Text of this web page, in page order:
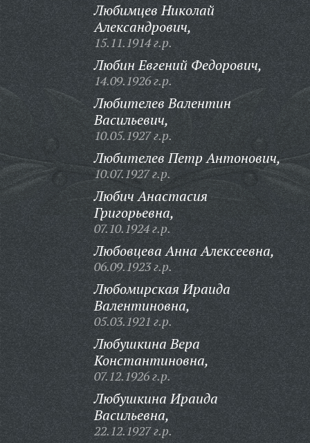
Любимцев Николай
Александрович,
15.11.1914 г.р.
Любин Евгений Федорович,
14.09.1926 г.р.
Любителев Валентин
Васильевич,
10.05.1927 г.р.
Любителев Петр Антонович,
10.07.1927 г.р.
Любич Анастасия
Григорьевна,
07.10.1924 г.р.
Любовцева Анна Алексеевна,
06.09.1923 г.р.
Любомирская Ираида
Валентиновна,
05.03.1921 г.р.
Любушкина Вера
Константиновна,
07.12.1926 г.р.
Любушкина Ираида
Васильевна,
22.12.1927 г.р.